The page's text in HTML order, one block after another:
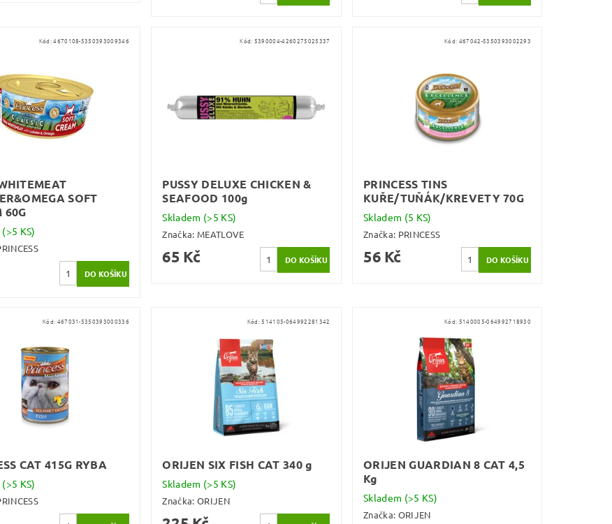
Kód:4670108-5350393009346
SOFT
60G
(>5 KS)
Kód: 5390004-4260275025337
PUSSY DELUXE CHICKEN &
SEAFOOD 100g
Skladem (>5 KS)
Značka: MEATLOVE
65 Kč
Kód: 467042-5350393002293
PRINCESS TINS
KUŘE/TUŇÁK/KREVETY 70G
Skladem (5 KS)
Značka: PRINCESS
56 Kč
Kód: 467031-5350393000336
CAT 415G RYBA
(>5 KS)
Kód:514105-064992281342
ORIJEN SIX FISH CAT 340 g
Skladem (>5 KS)
Značka:ORIJEN
Kód: 5140005-064992718930
ORIJEN GUARDIAN 8 CAT 4,5
Kg
Skladem (>5 KS)
Značka: ORIJEN